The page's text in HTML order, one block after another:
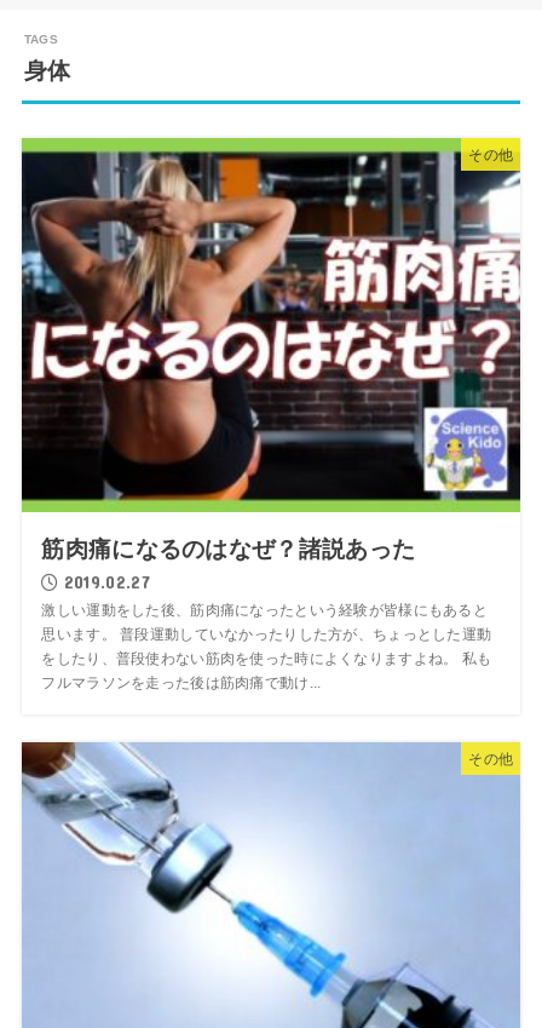
身体
その他
筋肉痛になるのはなぜ？諸説あった
2019.02.27
激しい運動をした後、筋肉痛になったという経験が皆様にもあると
思います。 普段運動していなかったりした方が、ちょっとした運動
をしたり、普段使わない筋肉を使った時によくなりますよね。 私も
フルマラソンを走った後は筋肉痛で動け...
その他